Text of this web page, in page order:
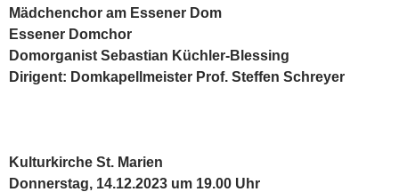
Mädchenchor am Essener Dom
Essener Domchor
Domorganist Sebastian Küchler-Blessing
Dirigent: Domkapellmeister Prof. Steffen Schreyer
Kulturkirche St. Marien
Donnerstag, 14.12.2023 um 19.00 Uhr